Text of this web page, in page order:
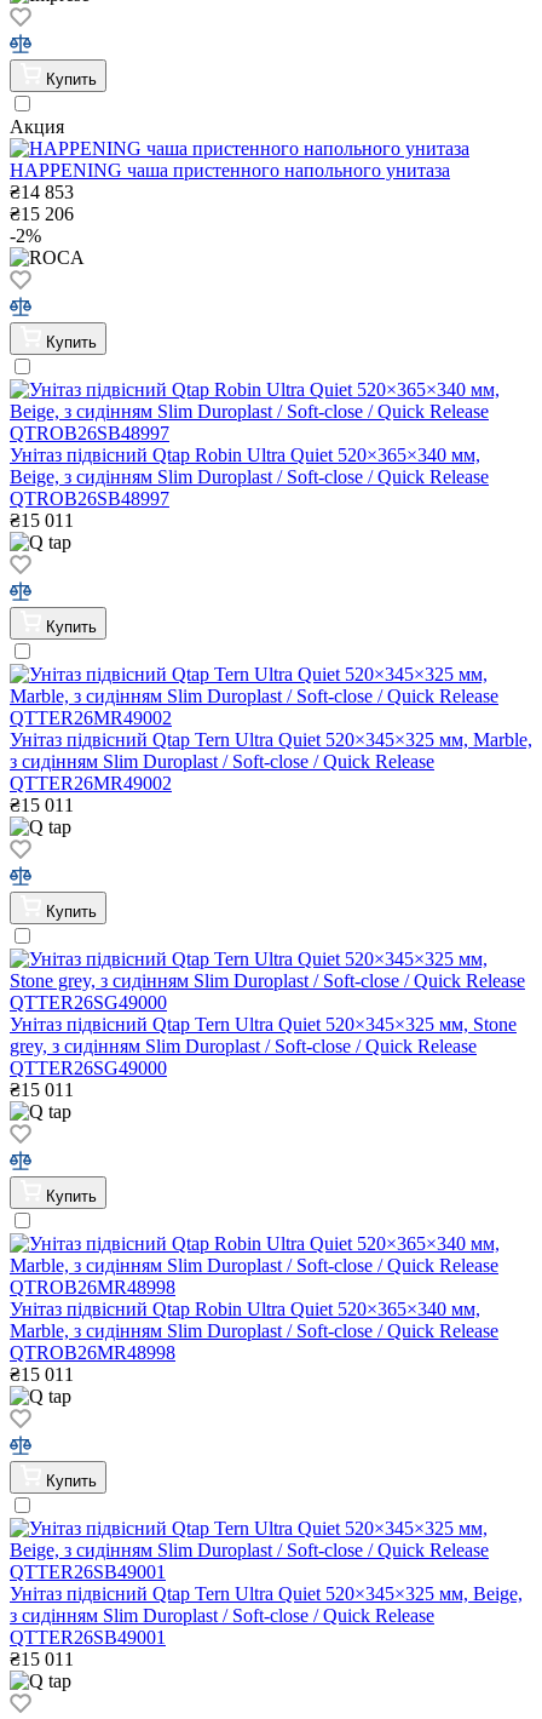
Купить
Акция
HAPPENING чаша пристенного напольного унитаза
₴14 853
₴15 206
-2%
Купить
Унітаз підвісний Qtap Robin Ultra Quiet 520×365×340 мм,
Beige, з сидінням Slim Duroplast / Soft-close / Quick Release
QTROB26SB48997
₴15 011
Купить
Унітаз підвісний Qtap Tern Ultra Quiet 520×345×325 мм, Marble,
з сидінням Slim Duroplast / Soft-close / Quick Release
QTTER26MR49002
₴15 011
Купить
Унітаз підвісний Qtap Tern Ultra Quiet 520×345×325 мм, Stone
grey, з сидінням Slim Duroplast / Soft-close / Quick Release
QTTER26SG49000
₴15 011
Купить
Унітаз підвісний Qtap Robin Ultra Quiet 520×365×340 мм,
Marble, з сидінням Slim Duroplast / Soft-close / Quick Release
QTROB26MR48998
₴15 011
Купить
Унітаз підвісний Qtap Tern Ultra Quiet 520×345×325 мм, Beige,
з сидінням Slim Duroplast / Soft-close / Quick Release
QTTER26SB49001
₴15 011